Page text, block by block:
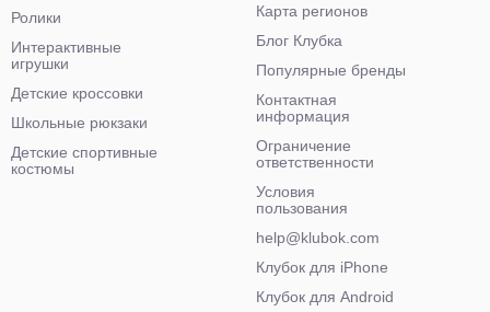
Ролики
Интерактивные
игрушки
Детские кроссовки
Школьные рюкзаки
Детские спортивные
костюмы
Карта регионов
Блог Клубка
Популярные бренды
Контактная
информация
Ограничение
ответственности
Условия
пользования
help@klubok.com
Клубок для iPhone
Клубок для Android